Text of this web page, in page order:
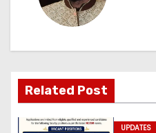
a
t
i
Related Post
UPDATES